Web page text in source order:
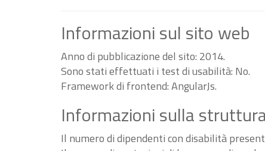
Informazioni sul sito web
Anno di pubblicazione del sito: 2014.
Sono stati effettuati i test di usabilità: No.
Framework di frontend: AngularJs.
Informazioni sulla
Il numero di dipendenti con disabilità